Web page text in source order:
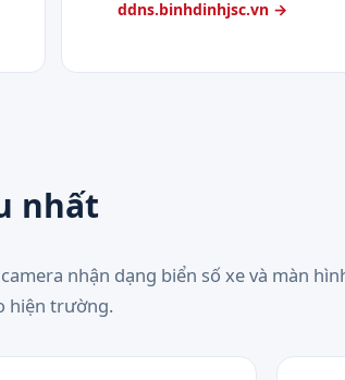
ddns.binhdinhjsc.vn →
nhất
nhận dạng biển số xe và màn
hiện trường.